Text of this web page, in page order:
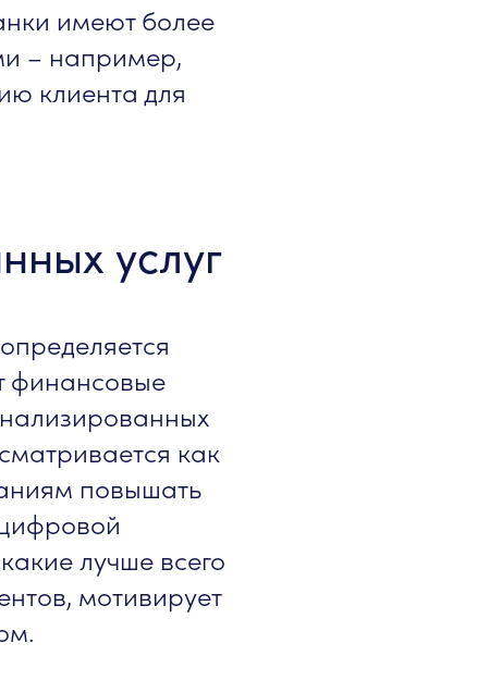
имеют более
– например,
клиента для
услуг
финансовые
как
повышать
лучше всего
мотивирует